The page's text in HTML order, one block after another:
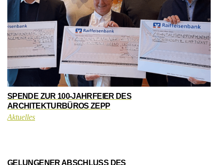
SPENDE ZUR 100-JAHRFEIER DES
ARCHITEKTURBÜROS ZEPP
Aktuelles
GELUNGENER ABSCHLUSS DES